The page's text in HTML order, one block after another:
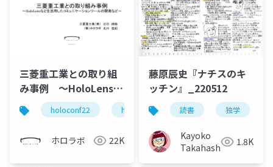
三菱重工業との取り組
み事例 ～HoloLensな
どを活用した現場向け
コミュニケーションツ
holoconf22 hololens mixed reality
ホロラボ 22K
藤原辰史『ナチスのキ
ッチン』_220512
読書 独学
Kayoko
Takahashi
1.8K